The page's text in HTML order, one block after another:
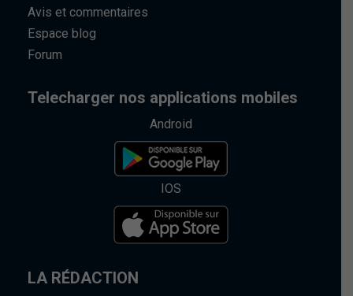
Avis et commentaires
Espace blog
Forum
Telecharger nos applications mobiles
Android
IOS
LA RÉDACTION